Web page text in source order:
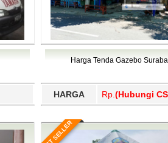
Harga Tenda Gazebo
HARGA Rp. (Hubungi